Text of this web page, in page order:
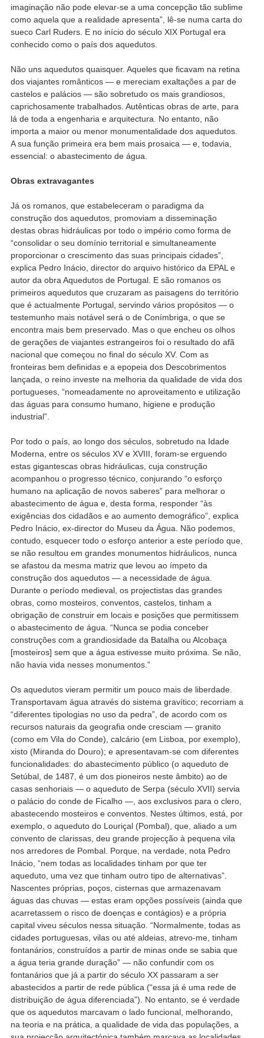
imaginação não pode elevar-se a uma concepção tão sublime
como aquela que a realidade apresenta”, lê-se numa carta do
sueco Carl Ruders. E no início do século XIX Portugal era
conhecido como o país dos aquedutos.
Não uns aquedutos quaisquer. Aqueles que ficavam na retina
dos viajantes românticos — e mereciam exaltações a par de
castelos e palácios — são sobretudo os mais grandiosos,
caprichosamente trabalhados. Autênticas obras de arte, para
lá de toda a engenharia e arquitectura. No entanto, não
importa a maior ou menor monumentalidade dos aquedutos.
A sua função primeira era bem mais prosaica — e, todavia,
essencial: o abastecimento de água.
Obras extravagantes
Já os romanos, que estabeleceram o paradigma da
construção dos aquedutos, promoviam a disseminação
destas obras hidráulicas por todo o império como forma de
“consolidar o seu domínio territorial e simultaneamente
proporcionar o crescimento das suas principais cidades”,
explica Pedro Inácio, director do arquivo histórico da EPAL e
autor da obra Aquedutos de Portugal. E são romanos os
primeiros aquedutos que cruzaram as paisagens do território
que é actualmente Portugal, servindo vários propósitos — o
testemunho mais notável será o de Conímbriga, o que se
encontra mais bem preservado. Mas o que encheu os olhos
de gerações de viajantes estrangeiros foi o resultado do afã
nacional que começou no final do século XV. Com as
fronteiras bem definidas e a epopeia dos Descobrimentos
lançada, o reino investe na melhoria da qualidade de vida dos
portugueses, “nomeadamente no aproveitamento e utilização
das águas para consumo humano, higiene e produção
industrial”.
Por todo o país, ao longo dos séculos, sobretudo na Idade
Moderna, entre os séculos XV e XVIII, foram-se erguendo
estas gigantescas obras hidráulicas, cuja construção
acompanhou o progresso técnico, conjurando “o esforço
humano na aplicação de novos saberes” para melhorar o
abastecimento de água e, desta forma, responder “às
exigências dos cidadãos e ao aumento demográfico”, explica
Pedro Inácio, ex-director do Museu da Água. Não podemos,
contudo, esquecer todo o esforço anterior a este período que,
se não resultou em grandes monumentos hidráulicos, nunca
se afastou da mesma matriz que levou ao ímpeto da
construção dos aquedutos — a necessidade de água.
Durante o período medieval, os projectistas das grandes
obras, como mosteiros, conventos, castelos, tinham a
obrigação de construir em locais e posições que permitissem
o abastecimento de água. “Nunca se podia conceber
construções com a grandiosidade da Batalha ou Alcobaça
[mosteiros] sem que a água estivesse muito próxima. Se não,
não havia vida nesses monumentos.”
Os aquedutos vieram permitir um pouco mais de liberdade.
Transportavam água através do sistema gravítico; recorriam a
“diferentes tipologias no uso da pedra”, de acordo com os
recursos naturais da geografia onde cresciam — granito
(como em Vila do Conde), calcário (em Lisboa, por exemplo),
xisto (Miranda do Douro); e apresentavam-se com diferentes
funcionalidades: do abastecimento público (o aqueduto de
Setúbal, de 1487, é um dos pioneiros neste âmbito) ao de
casas senhoriais — o aqueduto de Serpa (século XVII) servia
o palácio do conde de Ficalho —, aos exclusivos para o clero,
abastecendo mosteiros e conventos. Nestes últimos, está, por
exemplo, o aqueduto do Louriçal (Pombal), que, aliado a um
convento de clarissas, deu grande projecção à pequena vila
nos arredores de Pombal. Porque, na verdade, nota Pedro
Inácio, “nem todas as localidades tinham por que ter
aqueduto, uma vez que tinham outro tipo de alternativas”.
Nascentes próprias, poços, cisternas que armazenavam
águas das chuvas — estas eram opções possíveis (ainda que
acarretassem o risco de doenças e contágios) e a própria
capital viveu séculos nessa situação. “Normalmente, todas as
cidades portuguesas, vilas ou até aldeias, atrevo-me, tinham
fontanários, construídos a partir de minas onde se sabia que
a água teria grande duração” — não confundir com os
fontanários que já a partir do século XX passaram a ser
abastecidos a partir de rede pública (“essa já é uma rede de
distribuição de água diferenciada”). No entanto, se é verdade
que os aquedutos marcavam o lado funcional, melhorando,
na teoria e na prática, a qualidade de vida das populações, a